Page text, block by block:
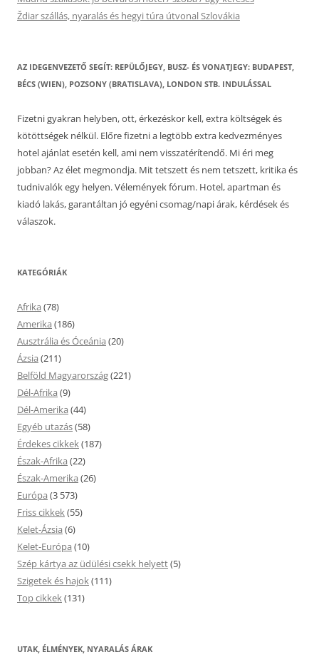
Ždiar szállás, nyaralás és hegyi túra útvonal Szlovákia
AZ IDEGENVEZETŐ SEGÍT: REPÜLŐJEGY, BUSZ- ÉS VONATJEGY: BUDAPEST,
BÉCS (WIEN), POZSONY (BRATISLAVA), LONDON STB. INDULÁSSAL
Fizetni gyakran helyben, ott, érkezéskor kell, extra költségek és
kötöttségek nélkül. Előre fizetni a legtöbb extra kedvezményes
hotel ajánlat esetén kell, ami nem visszatérítendő. Mi éri meg
jobban? Az élet megmondja. Mit tetszett és nem tetszett, kritika és
tudnivalók egy helyen. Vélemények fórum. Hotel, apartman és
kiadó lakás, garantáltan jó egyéni csomag/napi árak, kérdések és
válaszok.
KATEGÓRIÁK
Afrika (78)
Amerika (186)
Ausztrália és Óceánia (20)
Ázsia (211)
Belföld Magyarország(221)
Dél-Afrika (9)
Dél-Amerika (44)
Egyéb utazás(58)
Érdekes cikkek(187)
Észak-Afrika (22)
Észak-Amerika (26)
Európa (3 573)
Friss cikkek(55)
Kelet-Ázsia (6)
Kelet-Európa (10)
Szép kártya az üdülési csekk helyett(5)
Szigetek és hajok(111)
Top cikkek(131)
UTAK, ÉLMÉNYEK, NYARALÁS ÁRAK